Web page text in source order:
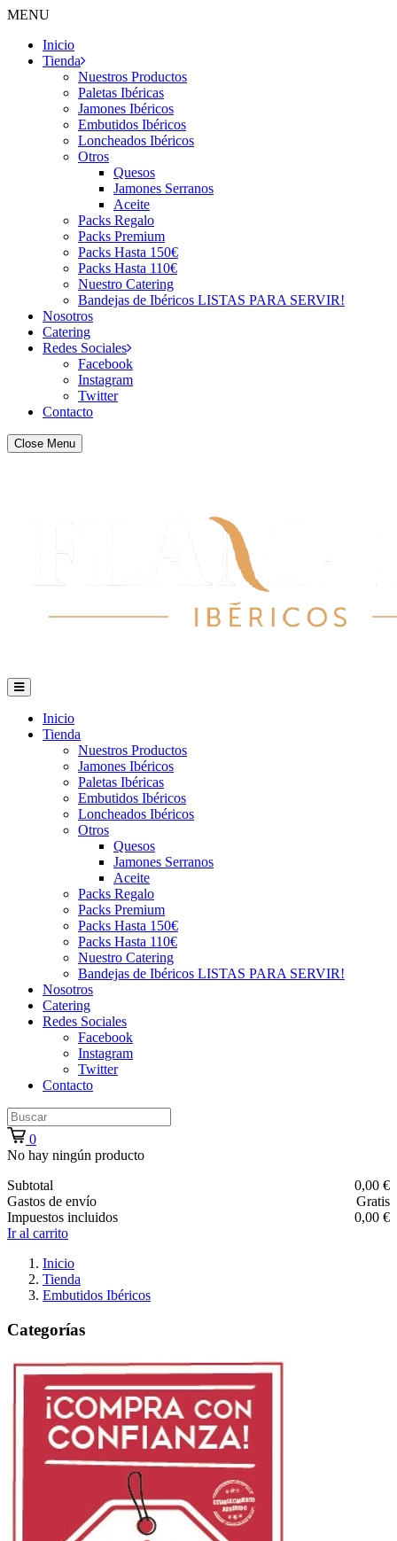
MENU
Inicio
Tienda
Nuestros Productos
Paletas Ibéricas
Jamones Ibéricos
Embutidos Ibéricos
Loncheados Ibéricos
Otros
Quesos
Jamones Serranos
Aceite
Packs Regalo
Packs Premium
Packs Hasta 150€
Packs Hasta 110€
Nuestro Catering
Bandejas de Ibéricos LISTAS PARA SERVIR!
Nosotros
Catering
Redes Sociales
Facebook
Instagram
Twitter
Contacto
Close Menu
Inicio
Tienda
Nuestros Productos
Jamones Ibéricos
Paletas Ibéricas
Embutidos Ibéricos
Loncheados Ibéricos
Otros
Quesos
Jamones Serranos
Aceite
Packs Regalo
Packs Premium
Packs Hasta 150€
Packs Hasta 110€
Nuestro Catering
Bandejas de Ibéricos LISTAS PARA SERVIR!
Nosotros
Catering
Redes Sociales
Facebook
Instagram
Twitter
Contacto
0
No hay ningún producto
Subtotal
0,00 €
Gastos de envío
Gratis
Impuestos incluidos
0,00 €
Ir al carrito
Inicio
Tienda
Embutidos Ibéricos
Categorías